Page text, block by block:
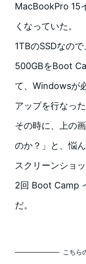
MacBookPro 15
くなっていた。
1TBのSSDなの
500GBをBoot
て、Windowsが
アップを行なった
その時に、上の
のか？」と、悩ん
スクリーンショ
2回 Boot Camp
だ。
こちら